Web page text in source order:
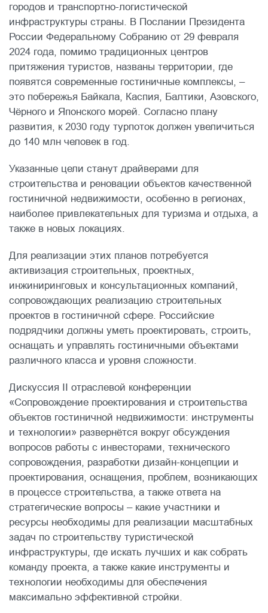
городов и транспортно-логистической
инфраструктуры страны. В Послании Президента
России Федеральному Собранию от 29 февраля
2024 года, помимо традиционных центров
притяжения туристов, названы территории, где
появятся современные гостиничные комплексы, –
это побережья Байкала, Каспия, Балтики, Азовского,
Чёрного и Японского морей. Согласно плану
развития, к 2030 году турпоток должен увеличиться
до 140 млн человек в год.
Указанные цели станут драйверами для
строительства и реновации объектов качественной
гостиничной недвижимости, особенно в регионах,
наиболее привлекательных для туризма и отдыха, а
также в новых локациях.
Для реализации этих планов потребуется
активизация строительных, проектных,
инжиниринговых и консультационных компаний,
сопровождающих реализацию строительных
проектов в гостиничной сфере. Российские
подрядчики должны уметь проектировать, строить,
оснащать и управлять гостиничными объектами
различного класса и уровня сложности.
Дискуссия II отраслевой конференции
«Сопровождение проектирования и строительства
объектов гостиничной недвижимости: инструменты
и технологии» развернётся вокруг обсуждения
вопросов работы с инвесторами, технического
сопровождения, разработки дизайн-концепции и
проектирования, оснащения, проблем, возникающих
в процессе строительства, а также ответа на
стратегические вопросы – какие участники и
ресурсы необходимы для реализации масштабных
задач по строительству туристической
инфраструктуры, где искать лучших и как собрать
команду проекта, а также какие инструменты и
технологии необходимы для обеспечения
максимально эффективной стройки.